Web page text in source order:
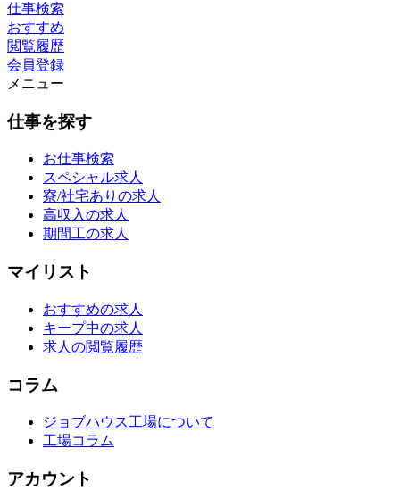
仕事検索
おすすめ
閲覧履歴
会員登録
メニュー
仕事を探す
お仕事検索
スペシャル求人
寮/社宅ありの求人
高収入の求人
期間工の求人
マイリスト
おすすめの求人
キープ中の求人
求人の閲覧履歴
コラム
ジョブハウス工場について
工場コラム
アカウント